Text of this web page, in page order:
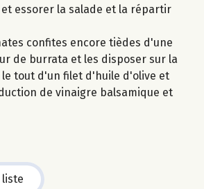
et essorer la salade et la répartir
confites encore tièdes d'une
de burrata et les disposer sur la
le tout d'un filet d'huile d'olive et
de vinaigre balsamique et
liste